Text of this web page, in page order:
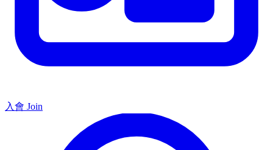
入會 Join